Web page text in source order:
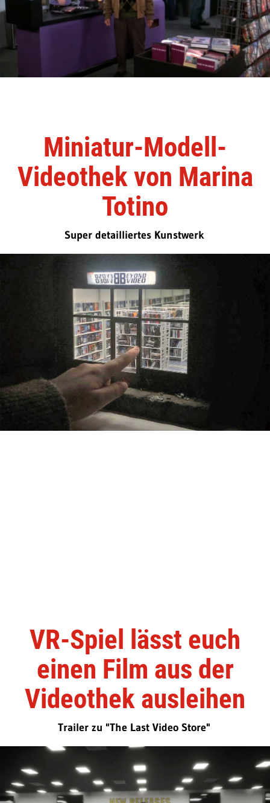
Miniatur-Modell-
Videothek von Marina
Totino
Super detailliertes Kunstwerk
VR-Spiel lässt euch
einen Film aus der
Videothek ausleihen
Trailer zu "The Last Video Store"